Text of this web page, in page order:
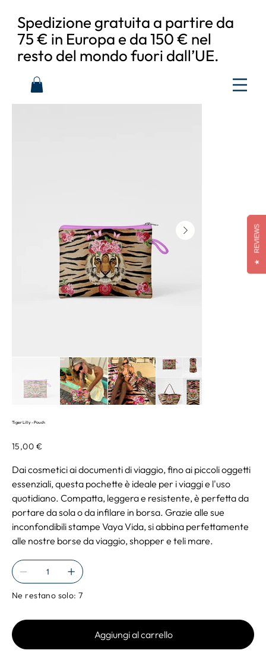
Spedizione gratuita a partire da
75 € in Europa e da 150 € nel
resto del mondo fuori dall’UE.
Tiger Lilly - Pouch
Prezzo
15,00 €
Dai cosmetici ai documenti di viaggio, fino ai piccoli oggetti
essenziali, questa pochette è ideale per i viaggi e l'uso
quotidiano. Compatta, leggera e resistente, è perfetta da
portare da sola o da infilare in borsa. Grazie alle sue
inconfondibili stampe Vaya Vida, si abbina perfettamente
alle nostre borse da viaggio, shopper e teli mare.
Ne restano solo: 7
Aggiungi al carrello
★
REVIEWS